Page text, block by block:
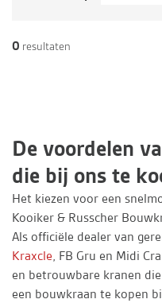
0 resultaten
De voordelen
die bij ons te
Het kiezen voor een
Kooiker & Russcher
Als officiële dealer van
Kraxcle, FB Gru en Midi
en betrouwbare kranen
een bouwkraan te kopen